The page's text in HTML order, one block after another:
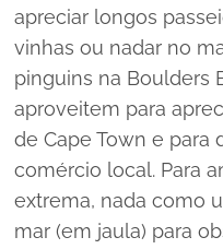
apreciar longos
vinhas ou nadar no
pinguins na Boulders
aproveitem para
de Cape Town e para
comércio local. Para
extrema, nada como
mar (em jaula) para